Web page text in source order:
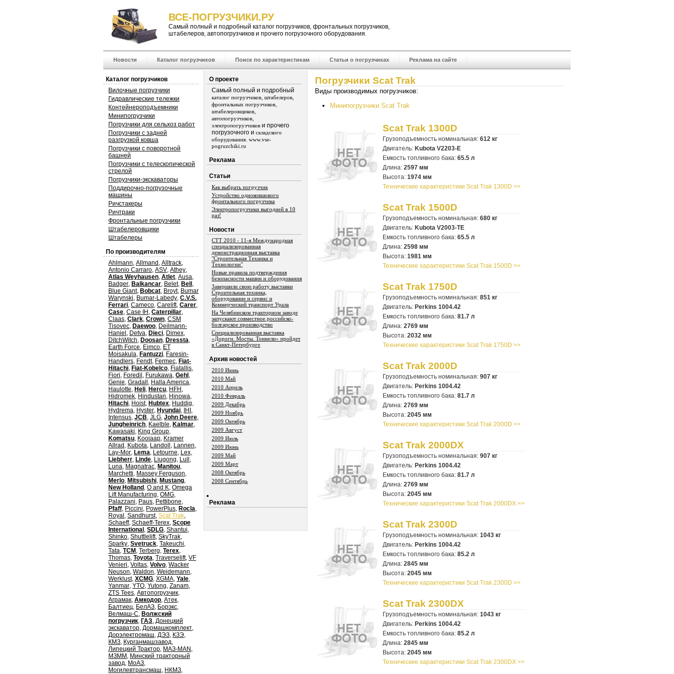
ВСЕ-ПОГРУЗЧИКИ.РУ
Самый полный и подробный каталог погрузчиков, фронтальных погрузчиков,
штабелеров, автопогрузчиков и прочего погрузочного оборудования.
Новости Каталог погрузчиков Поиск по характеристикам Статьи о погрузчиках Реклама на сайте
Погрузчики Scat Trak
Виды производимых погрузчиков:
Минипогрузчики Scat Trak
Scat Trak 1300D
Грузоподъемность номинальная: 612 кг
Двигатель: Kubota V2203-E
Емкость топливного бака: 65.5 л
Длина: 2597 мм
Высота: 1974 мм
Технические характеристики Scat Trak 1300D >>
Scat Trak 1500D
Грузоподъемность номинальная: 680 кг
Двигатель: Kubota V2003-TE
Емкость топливного бака: 65.5 л
Длина: 2598 мм
Высота: 1981 мм
Технические характеристики Scat Trak 1500D >>
Scat Trak 1750D
Грузоподъемность номинальная: 851 кг
Двигатель: Perkins 1004.42
Емкость топливного бака: 81.7 л
Длина: 2769 мм
Высота: 2032 мм
Технические характеристики Scat Trak 1750D >>
Scat Trak 2000D
Грузоподъемность номинальная: 907 кг
Двигатель: Perkins 1004.42
Емкость топливного бака: 81.7 л
Длина: 2769 мм
Высота: 2045 мм
Технические характеристики Scat Trak 2000D >>
Scat Trak 2000DX
Грузоподъемность номинальная: 907 кг
Двигатель: Perkins 1004.42
Емкость топливного бака: 81.7 л
Длина: 2769 мм
Высота: 2045 мм
Технические характеристики Scat Trak 2000DX >>
Scat Trak 2300D
Грузоподъемность номинальная: 1043 кг
Двигатель: Perkins 1004.42
Емкость топливного бака: 85.2 л
Длина: 2845 мм
Высота: 2045 мм
Технические характеристики Scat Trak 2300D >>
Scat Trak 2300DX
Грузоподъемность номинальная: 1043 кг
Двигатель: Perkins 1004.42
Емкость топливного бака: 85.2 л
Длина: 2845 мм
Высота: 2045 мм
Технические характеристики Scat Trak 2300DX >>
Каталог погрузчиков
Вилочные погрузчики
Гидравлические тележки
Контейнероподъемники
Минипогрузчики
Погрузчики для сельхоз работ
Погрузчики с задней
разгрузкой ковша
Погрузчики с поворотной
башней
Погрузчики с телескопической
стрелой
Погрузчики-экскаваторы
Поддирочно-погрузочные
машины
Ричстакеры
Ричтраки
Фронтальные погрузчики
Штабелеровщики
Штабелеры
По производителям
Ahlmann, Allmand , Alltrack,
Antonio Carraro, ASV, Athey,
Atlas Weyhausen, Atlet, Ausa,
Badger, Balkancar, Belet, Bell ,
Blue Giant, Bobcat, Broyt, Bumar
Warynski, Bumar-Labedy, C.V.S.
Ferrari, Cameco, Carelift, Carer,
Case, Case IH , Caterpillar,
Claas, Clark, Crown, CSM
Tisovec, Daewoo, Deilmann-
Haniel , Detva, Dieci, Dimex,
DitchWitch, Doosan, Dressta,
Earth Force, Eimco, ET
Moisakula, Fantuzzi, Faresin-
Handlers, Fendt, Fermec, Fiat-
Hitachi, Fiat-Kobelco, Fiatallis,
Fiori, Foredil , Furukawa, Gehl ,
Genie, Gradall , Halla America,
Haulotte, Heli, Hercu, HFH ,
Hidromek, Hindustan, Hinowa,
Hitachi, Hoist, Hubtex, Huddig,
Hydrema, Hyster, Hyundai, IHI ,
Intensus, JCB, JLG, John Deere,
Jungheinrich, Kaelble, Kalmar,
Kawasaki, King Group,
Komatsu, Kooiaap, Kramer
Allrad , Kubota, Landoll , Lannen,
Lay-Mor, Lema, Letourne, Lex,
Liebherr, Linde, Liugong, Lull ,
Luna, Magnatrac, Manitou,
Marchetti, Massey Ferguson,
Merlo, Mitsubishi, Mustang,
New Holland , O and K, Omega
Lift Manufacturing, OMG,
Palazzani, Paus, Pettibone,
Pfaff, Piccini, PowerPlus, Rocla,
Royal , Sandhurst, Scat Trak,
Schaeff, Schaeff-Terex, Scope
International , SDLG, Shantui,
Shinko, Shuttlelift, SkyTrak,
Sparky, Svetruck, Takeuchi,
Tata, TCM , Terberg, Terex,
Thomas, Toyota, Traverselift, VF
Venieri, Voltas, Volvo, Wacker
Neuson, Waldon, Weidemann,
Werklust, XCMG, XGMA, Yale,
Yanmar, YTO, Yutong, Zanam,
ZTS Tees, Автопогрузчик,
Аграмак, Амкодор, Атек,
Балтиец, БелАЗ, Борэкс,
Велмаш-С, Волжский
погрузчик, ГАЗ, Донецкий
экскаватор, Дормашкомплект,
Дорэлектромаш, ДЭЗ, КЗЭ,
КМЗ, Курганмашзавод,
Липецкий Трактор, МАЗ-MAN ,
МЗММ , Минский тракторный
завод, МоАЗ,
Могилевтрансмаш, НКМЗ,
О проекте
Самый полный и подробный
каталог погрузчиков, штабелеров,
фронтальных погрузчиков,
штабелеровщиков,
автопогрузчиков,
электропогрузчиков и прочего
погрузочного и складского
оборудования. www.vse-
pogruzchiki.ru
Реклама
Статьи
Как выбрать погрузчик
Устройство одноковшового
фронтального погрузчика
Электропогрузчики выгодней в 10
раз!
Новости
СТТ 2010 - 11-я Международная
специализированная
демонстрационная выставка
"Строительная Техника и
Технологии"
Новые правила подтверждения
безопасности машин и оборудования
Завершили свою работу выставки
Строительная техника,
оборудование и сервис и
Коммерческий транспорт Урала
На Челябинском тракторном заводе
запускают совместное российско-
болгарское производство
Специализированная выставка
«Дороги. Мосты. Тоннели» пройдет
в Санкт-Петербурге
Aрхив новостей
2010 Июнь
2010 Май
2010 Апрель
2010 Февраль
2009 Декабрь
2009 Ноябрь
2009 Октябрь
2009 Август
2009 Июль
2009 Июнь
2009 Май
2009 Март
2008 Октябрь
2008 Сентябрь
Реклама